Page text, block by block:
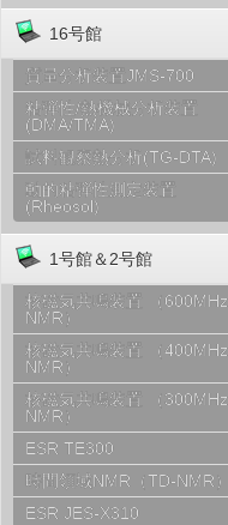
16号館
質量分析装置JMS-700
粘弾性/熱機械分析装置
(DMA/TMA)
試料観察熱分析(TG-DTA)
動的粘弾性測定装置
(Rheosol)
1号館＆2号館
核磁気共鳴装置 （600MHz
NMR）
核磁気共鳴装置 （400MHz
NMR）
核磁気共鳴装置 （300MHz
NMR）
ESR TE300
時間領域NMR（TD-NMR）
ESR JES-X310